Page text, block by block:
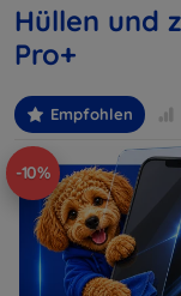
Hüllen und
Pro+
Empfohlen
-10%